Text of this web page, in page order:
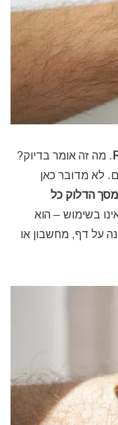
. מה זה אומר בדיוק?
לא מדובר כאן
מסך הדלוק כל
בשימוש – הוא
על דף, מחשבון או